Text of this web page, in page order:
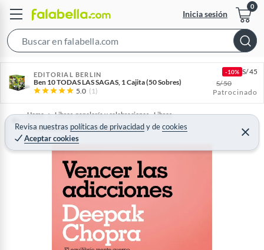
Inicia sesión
h
B
r
EDITORIAL BERLIN
Ben 10 TODAS LAS SAGAS, 1 Cajita (50 Sobres)
5.0 (1)
-10% S/45
S/50
Patrocinado
Revisa nuestras políticas de privacidadydecookies
Aceptar cookies
C
e
r
Home
Libros, papelería y celebraciones - Libros
Actividades Recreación y Estilo de Vida